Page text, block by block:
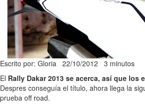
Escrito por: Gloria 22/10/2012 3 minutos
El Rally Dakar 2013 se acerca, así que los
Despres conseguía el título, ahora llega la
prueba off road.